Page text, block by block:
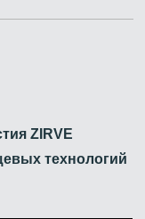
ZIRVE
технологий